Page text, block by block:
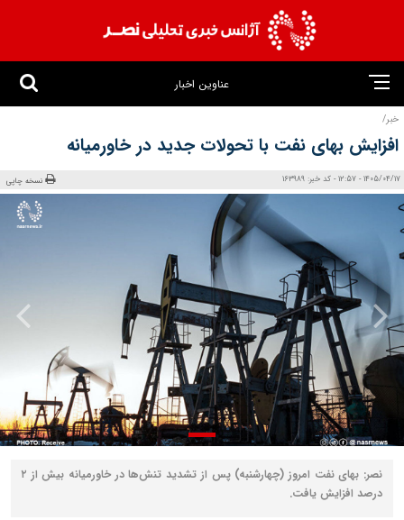
عناوین اخبار
خبر/
افزایش بهای نفت با تحولات جدید در خاورمیانه
1405/04/17 - 12:57 - کد خبر: 163989 نسخه چاپی
نصر: بهای نفت امروز (چهارشنبه) پس از تشدید تنش‌ها در خاورمیانه بیش از ۲
درصد افزایش یافت.